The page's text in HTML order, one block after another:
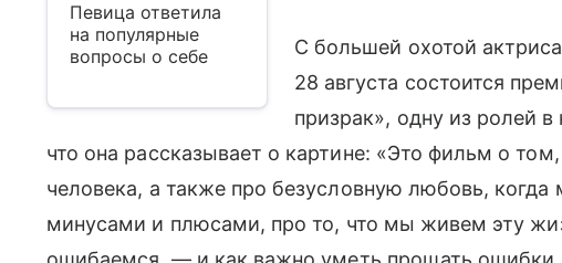
Певица ответила
на популярные
вопросы о себе
С большей охотой
28 августа состоится
призрак», одну из ролей
что она рассказывает о картине: «Это фильм о
человека, а также про безусловную любовь,
минусами и плюсами, про то, что мы живем эту